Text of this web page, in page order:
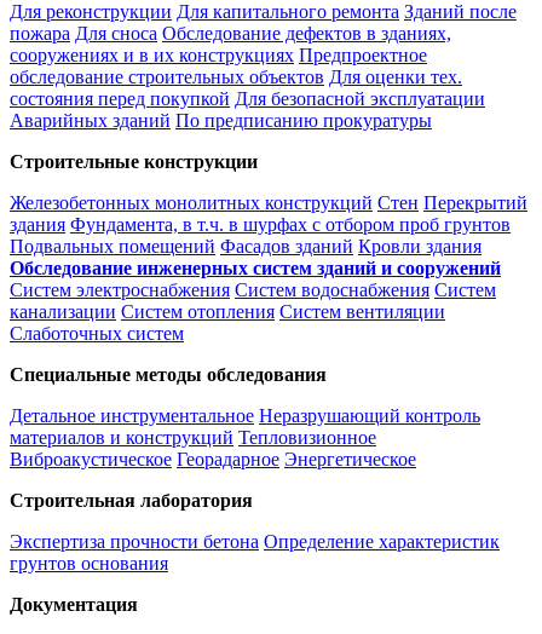
Для реконструкции Для капитального ремонта Зданий после
пожара Для сноса Обследование дефектов в зданиях,
сооружениях и в их конструкциях Предпроектное
обследование строительных объектов Для оценки тех.
состояния перед покупкой Для безопасной эксплуатации
Аварийных зданий По предписанию прокуратуры
Строительные конструкции
Железобетонных монолитных конструкций Стен Перекрытий
здания Фундамента, в т.ч. в шурфах с отбором проб грунтов
Подвальных помещений Фасадов зданий Кровли здания
Обследование инженерных систем зданий и сооружений
Систем электроснабжения Систем водоснабжения Систем
канализации Систем отопления Систем вентиляции
Слаботочных систем
Специальные методы обследования
Детальное инструментальное Неразрушающий контроль
материалов и конструкций Тепловизионное
Виброакустическое Георадарное Энергетическое
Строительная лаборатория
Экспертиза прочности бетона Определение характеристик
грунтов основания
Документация